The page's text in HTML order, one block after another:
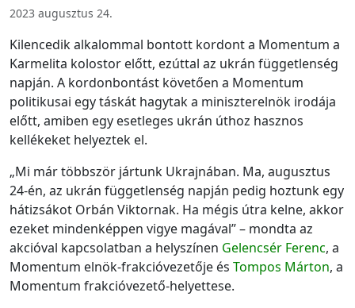
2023 augusztus 24.
Kilencedik alkalommal bontott kordont a Momentum a
Karmelita kolostor előtt, ezúttal az ukrán függetlenség
napján. A kordonbontást követően a Momentum
politikusai egy táskát hagytak a miniszterelnök irodája
előtt, amiben egy esetleges ukrán úthoz hasznos
kellékeket helyeztek el.
„Mi már többször jártunk Ukrajnában. Ma, augusztus
24-én, az ukrán függetlenség napján pedig hoztunk egy
hátizsákot Orbán Viktornak. Ha mégis útra kelne, akkor
ezeket mindenképpen vigye magával” – mondta az
akcióval kapcsolatban a helyszínen Gelencsér Ferenc, a
Momentum elnök-frakcióvezetője és Tompos Márton, a
Momentum frakcióvezető-helyettese.